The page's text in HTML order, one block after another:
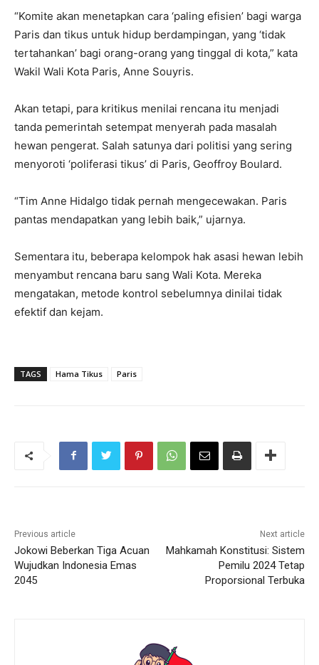
“Komite akan menetapkan cara ‘paling efisien’ bagi warga
Paris dan tikus untuk hidup berdampingan, yang ‘tidak
tertahankan’ bagi orang-orang yang tinggal di kota,” kata
Wakil Wali Kota Paris, Anne Souyris.
Akan tetapi, para kritikus menilai rencana itu menjadi
tanda pemerintah setempat menyerah pada masalah
hewan pengerat. Salah satunya dari politisi yang sering
menyoroti ‘poliferasi tikus’ di Paris, Geoffroy Boulard.
“Tim Anne Hidalgo tidak pernah mengecewakan. Paris
pantas mendapatkan yang lebih baik,” ujarnya.
Sementara itu, beberapa kelompok hak asasi hewan lebih
menyambut rencana baru sang Wali Kota. Mereka
mengatakan, metode kontrol sebelumnya dinilai tidak
efektif dan kejam.
TAGS Hama Tikus Paris
Previous article
Jokowi Beberkan Tiga Acuan
Wujudkan Indonesia Emas
2045
Next article
Mahkamah Konstitusi: Sistem
Pemilu 2024 Tetap
Proporsional Terbuka